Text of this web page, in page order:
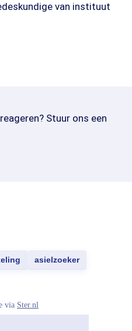
van instituut
Stuur ons een
asielzoeker
via Ster.nl